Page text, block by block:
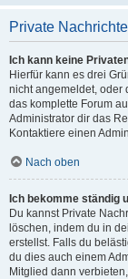
Private
Ich kann keine
Hierfür kann es drei
nicht angemeldet, oder
das komplette Forum
Administrator dir das
Kontaktiere einen
Nach oben
Ich bekomme ständig
Du kannst Private
löschen, indem du in
erstellst. Falls du
du dies auch einem
Mitglied dann